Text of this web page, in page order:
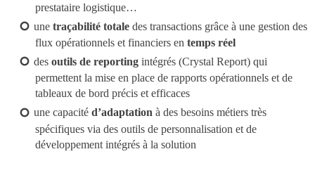
prestataire logistique…
une traçabilité totale des transactions grâce à une gestion des
flux opérationnels et financiers en temps réel
des outils de reporting intégrés (Crystal Report) qui
permettent la mise en place de rapports opérationnels et de
tableaux de bord précis et efficaces
une capacité d’adaptation à des besoins métiers très
spécifiques via des outils de personnalisation et de
développement intégrés à la solution